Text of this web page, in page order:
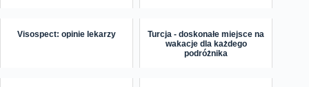
Visospect: opinie lekarzy
Turcja - doskonałe miejsce na
wakacje dla każdego
podróżnika